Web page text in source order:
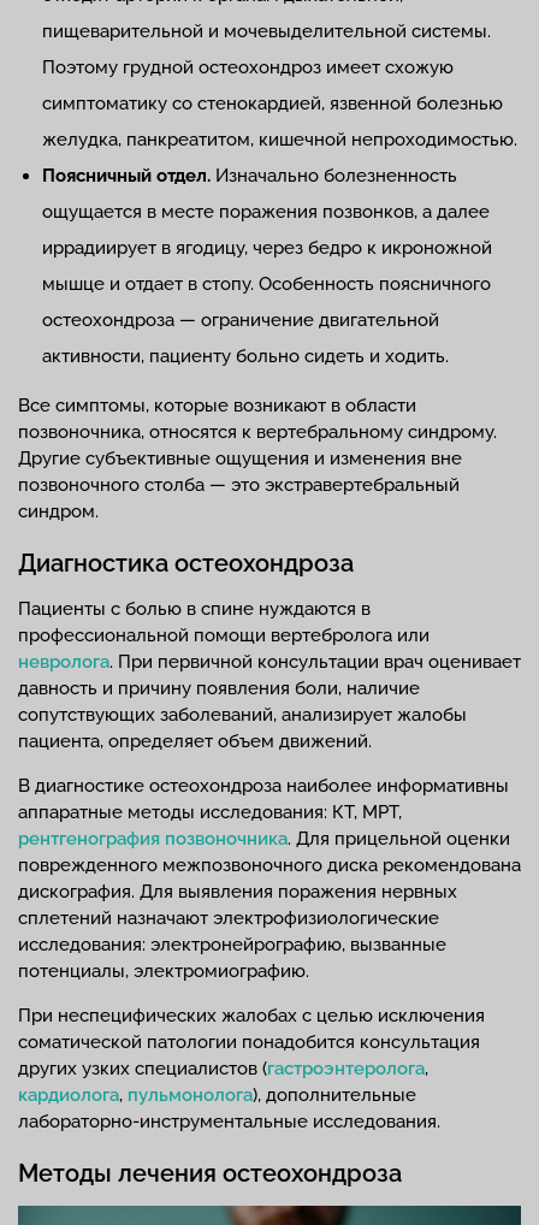
пищеварительной и мочевыделительной системы.
Поэтому грудной остеохондроз имеет схожую
симптоматику со стенокардией, язвенной болезнью
желудка, панкреатитом, кишечной непроходимостью.
Поясничный отдел. Изначально болезненность
ощущается в месте поражения позвонков, а далее
иррадиирует в ягодицу, через бедро к икроножной
мышце и отдает в стопу. Особенность поясничного
остеохондроза — ограничение двигательной
активности, пациенту больно сидеть и ходить.
Все симптомы, которые возникают в области
позвоночника, относятся к вертебральному синдрому.
Другие субъективные ощущения и изменения вне
позвоночного столба — это экстравертебральный
синдром.
Диагностика остеохондроза
Пациенты с болью в спине нуждаются в
профессиональной помощи вертебролога или
невролога. При первичной консультации врач оценивает
давность и причину появления боли, наличие
сопутствующих заболеваний, анализирует жалобы
пациента, определяет объем движений.
В диагностике остеохондроза наиболее информативны
аппаратные методы исследования: КТ, МРТ,
рентгенография позвоночника. Для прицельной оценки
поврежденного межпозвоночного диска рекомендована
дискография. Для выявления поражения нервных
сплетений назначают электрофизиологические
исследования: электронейрографию, вызванные
потенциалы, электромиографию.
При неспецифических жалобах с целью исключения
соматической патологии понадобится консультация
других узких специалистов (гастроэнтеролога,
кардиолога, пульмонолога), дополнительные
лабораторно-инструментальные исследования.
Методы лечения остеохондроза